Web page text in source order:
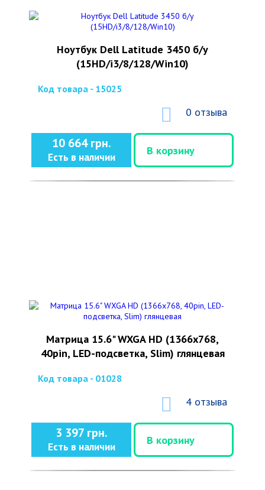
Ноутбук Dell Latitude 3450 б/у
(15HD/i3/8/128/Win10)
Код товара - 15025
0 отзыва
10 664 грн.
Есть в наличии
В корзину
Матрица 15.6" WXGA HD (1366x768,
40pin, LED-подсветка, Slim) глянцевая
Код товара - 01028
4 отзыва
3 397 грн.
Есть в наличии
В корзину